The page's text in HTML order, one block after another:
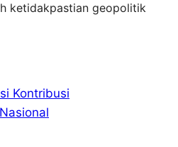
ketidakpastian geopolitik